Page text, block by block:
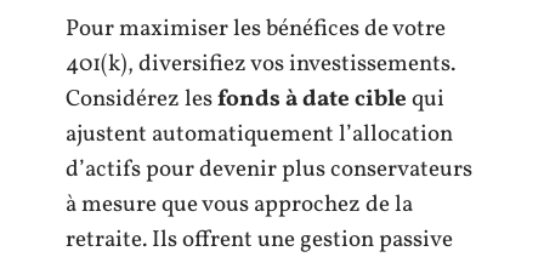
Pour maximiser les bénéfices de votre
401(k), diversifiez vos investissements.
Considérez lesfonds à date ciblequi
ajustent automatiquement l’allocation
d’actifs pour devenir plus conservateurs
à mesure que vous approchez de la
retraite. Ils offrent une gestion passive